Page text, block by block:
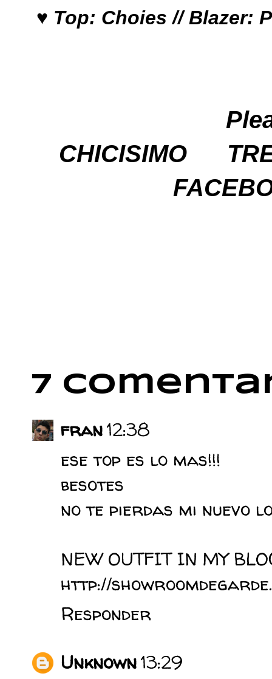
♥ Top: Choies // Blazer:
CHICISIMO
7
fran12:38
ese top es lo mas!!!
besotes
no te pierdas mi nuevo
NEW OUTFIT IN MY
http://
Responder
Unknown13:29